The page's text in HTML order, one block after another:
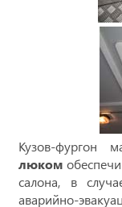
Кузов-фургон
люком
салона, в
аварийно-